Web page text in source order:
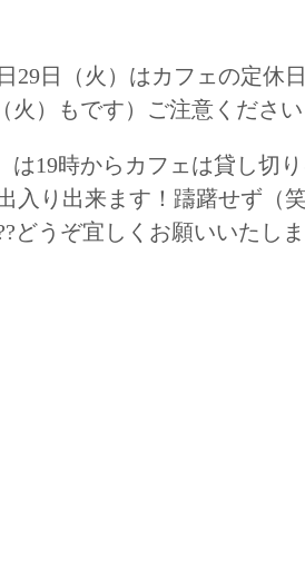
29日（火）はカフェの定休
火）もです）ご注意くださ
は19時からカフェは貸し切
入り出来ます！躊躇せず（
どうぞ宜しくお願いいたし